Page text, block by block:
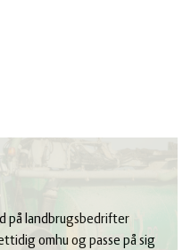
på landbrugsbedrifter
omhu og passe på sig